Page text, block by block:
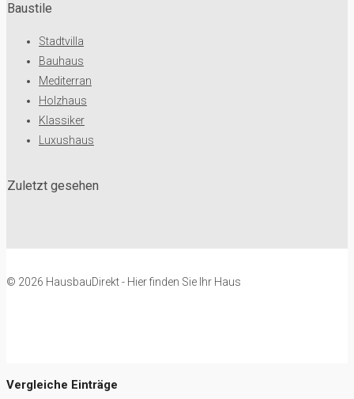
Baustile
Stadtvilla
Bauhaus
Mediterran
Holzhaus
Klassiker
Luxushaus
Zuletzt gesehen
© 2026 HausbauDirekt - Hier finden Sie Ihr Haus
Vergleiche Einträge